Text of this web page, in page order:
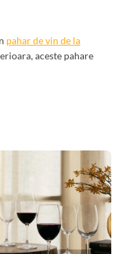
pahar de vin de la
aceste pahare